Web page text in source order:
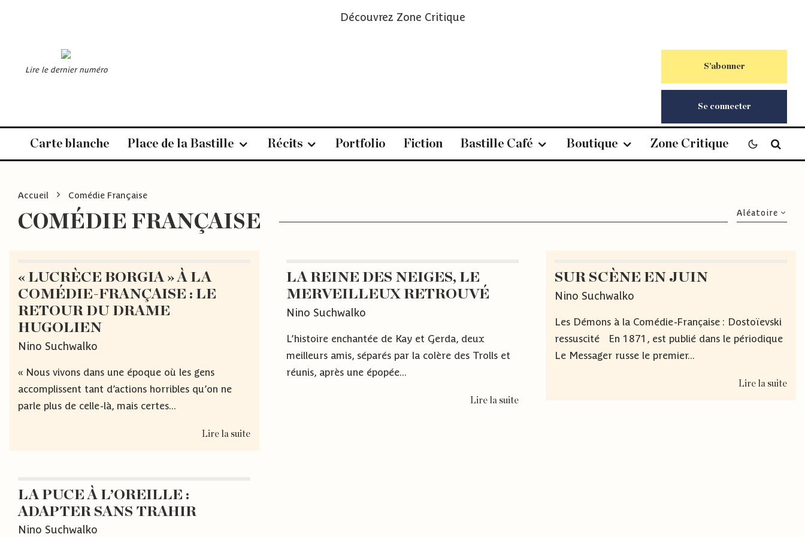
Découvrez Zone Critique
Lire le dernier numéro S’abonner
Se connecter
Carte blanche Place de la Bastille Récits Portfolio Fiction Bastille Café Boutique Zone Critique
Accueil Comédie Française
Aléatoire
COMÉDIE FRANÇAISE
« LUCRÈCE BORGIA » À LA
COMÉDIE-FRANÇAISE : LE
RETOUR DU DRAME
HUGOLIEN
Nino Suchwalko
« Nous vivons dans une époque où les gens
accomplissent tant d’actions horribles qu’on ne
parle plus de celle-là, mais certes...
Lire la suite
LA PUCE À L’OREILLE :
ADAPTER SANS TRAHIR
Nino Suchwalko
LA REINE DES NEIGES, LE
MERVEILLEUX RETROUVÉ
Nino Suchwalko
L’histoire enchantée de Kay et Gerda, deux
meilleurs amis, séparés par la colère des Trolls et
réunis, après une épopée...
Lire la suite
SUR SCÈNE EN JUIN
Nino Suchwalko
Les Démons à la Comédie-Française : Dostoïevski
ressuscité En 1871, est publié dans le périodique
Le Messager russe le premier...
Lire la suite